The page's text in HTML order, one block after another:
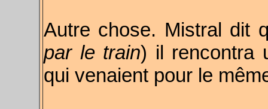
Autre chose. Mistral dit
par le train) il rencontra
qui venaient pour le